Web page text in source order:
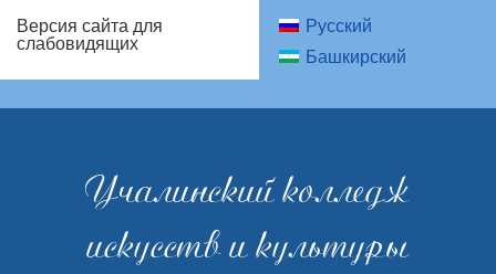
Версия сайта для
слабовидящих
Русский
Башкирский
Учалинский колледж
искусств и культуры